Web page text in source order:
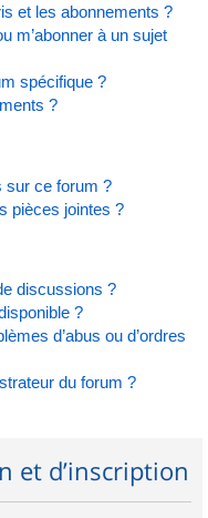
et les abonnements ?
m’abonner à un sujet
spécifique ?
?
sur ce forum ?
pièces jointes ?
discussions ?
?
d’abus ou d’ordres
du forum ?
et d’inscription